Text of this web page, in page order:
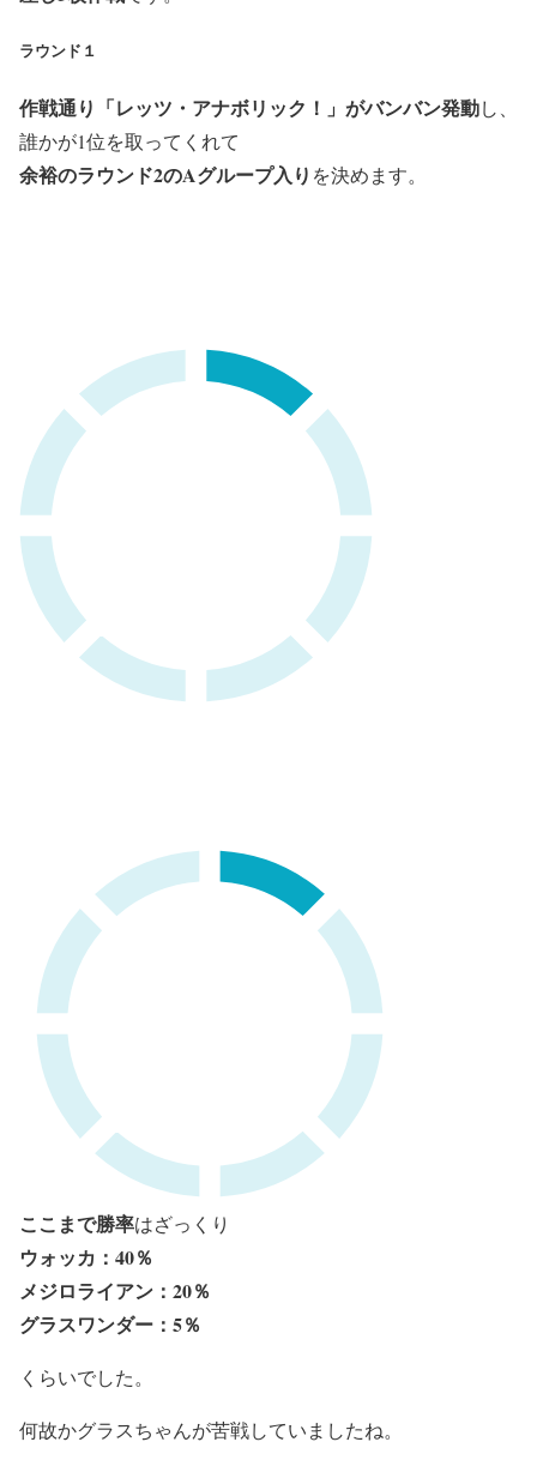
ラウンド１
作戦通り「レッツ・アナボリック！」がバンバン発動し、
誰かが1位を取ってくれて
余裕のラウンド2のAグループ入り を決めます。
ここまで勝率はざっくり
ウォッカ：40％
メジロライアン：20％
グラスワンダー：5％
くらいでした。
何故かグラスちゃんが苦戦していましたね。